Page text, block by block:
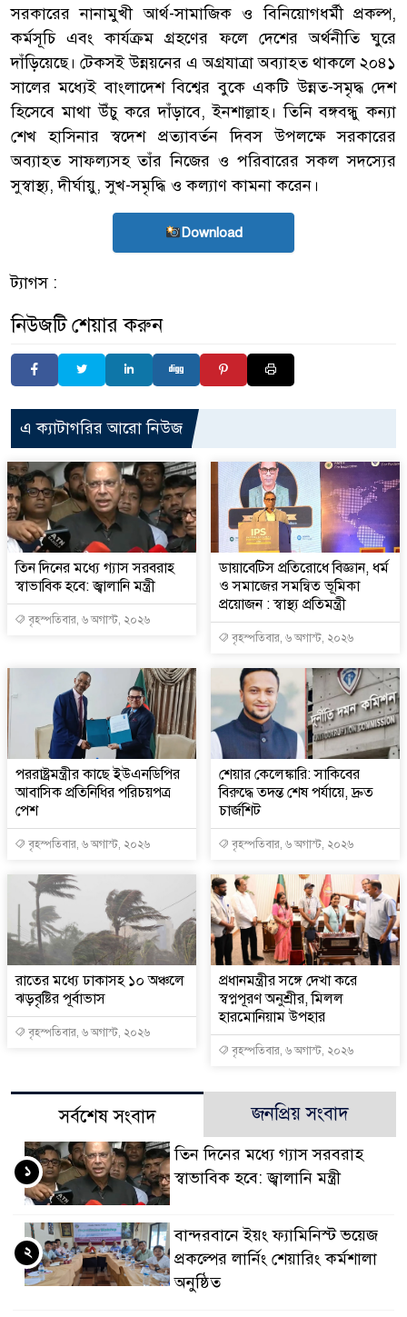
সরকারের নানামুখী আর্থ-সামাজিক ও বিনিয়োগধর্মী প্রকল্প,
কর্মসূচি এবং কার্যক্রম গ্রহণের ফলে দেশের অর্থনীতি ঘুরে
দাঁড়িয়েছে। টেকসই উন্নয়নের এ অগ্রযাত্রা অব্যাহত থাকলে ২০৪১
সালের মধ্যেই বাংলাদেশ বিশ্বের বুকে একটি উন্নত-সমৃদ্ধ দেশ
হিসেবে মাথা উঁচু করে দাঁড়াবে, ইনশাল্লাহ। তিনি বঙ্গবন্ধু কন্যা
শেখ হাসিনার স্বদেশ প্রত্যাবর্তন দিবস উপলক্ষে সরকারের
অব্যাহত সাফল্যসহ তাঁর নিজের ও পরিবারের সকল সদস্যের
সুস্বাস্থ্য, দীর্ঘায়ু, সুখ-সমৃদ্ধি ও কল্যাণ কামনা করেন।
Download
ট্যাগস :
নিউজটি শেয়ার করুন
এ ক্যাটাগরির আরো নিউজ
তিন দিনের মধ্যে গ্যাস সরবরাহ
স্বাভাবিক হবে: জ্বালানি মন্ত্রী
বৃহস্পতিবার, ৬ অগাস্ট, ২০২৬
ডায়াবেটিস প্রতিরোধে বিজ্ঞান, ধর্ম
ও সমাজের সমন্বিত ভূমিকা
প্রয়োজন : স্বাস্থ্য প্রতিমন্ত্রী
বৃহস্পতিবার, ৬ অগাস্ট, ২০২৬
পররাষ্ট্রমন্ত্রীর কা‌ছে ইউএনডিপির
আবাসিক প্রতিনিধির পরিচয়পত্র
পেশ
বৃহস্পতিবার, ৬ অগাস্ট, ২০২৬
শেয়ার কেলেঙ্কারি: সাকিবের
বিরুদ্ধে তদন্ত শেষ পর্যায়ে, দ্রুত
চার্জশিট
বৃহস্পতিবার, ৬ অগাস্ট, ২০২৬
রাতের মধ্যে ঢাকাসহ ১০ অঞ্চলে
ঝড়বৃষ্টির পূর্বাভাস
বৃহস্পতিবার, ৬ অগাস্ট, ২০২৬
প্রধানমন্ত্রীর সঙ্গে দেখা করে
স্বপ্নপূরণ অনুশ্রীর, মিলল
হারমোনিয়াম উপহার
বৃহস্পতিবার, ৬ অগাস্ট, ২০২৬
সর্বশেষ সংবাদ জনপ্রিয় সংবাদ
তিন দিনের মধ্যে গ্যাস সরবরাহ
স্বাভাবিক হবে: জ্বালানি মন্ত্রী
১
বান্দরবানে ইয়ং ফ্যামিনিস্ট ভয়েজ
প্রকল্পের লার্নিং শেয়ারিং কর্মশালা
অনুষ্ঠিত
২